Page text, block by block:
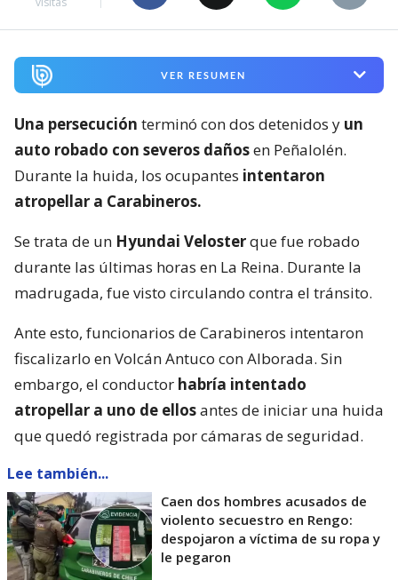
VER RESUMEN
Una persecución terminó con dos detenidos y un
auto robado con severos dañosen Peñalolén.
Durante la huida, los ocupantes intentaron
atropellar a Carabineros.
Se trata de un Hyundai Velosterque fue robado
durante las últimas horas en La Reina. Durante la
madrugada, fue visto circulando contra el tránsito.
Ante esto, funcionarios de Carabineros intentaron
fiscalizarlo en Volcán Antuco con Alborada. Sin
embargo, el conductor habría intentado
atropellar a uno de ellosantes de iniciar una huida
que quedó registrada por cámaras de seguridad.
Lee también...
Caen dos hombres acusados de
violento secuestro en Rengo:
despojaron a víctima de su ropa y
le pegaron